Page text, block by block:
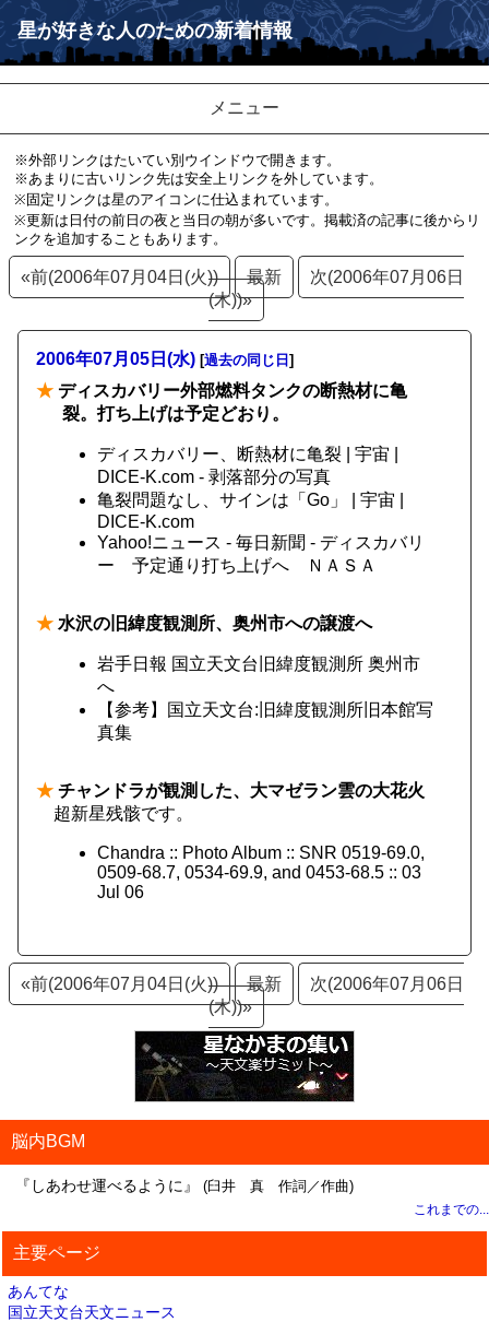
星が好きな人のための新着情報
メニュー
※外部リンクはたいてい別ウインドウで開きます。
※あまりに古いリンク先は安全上リンクを外しています。
※固定リンクは星のアイコンに仕込まれています。
※更新は日付の前日の夜と当日の朝が多いです。掲載済の記事に後からリ
ンクを追加することもあります。
«前(2006年07月04日(火)) 最新
次(2006年07月06日
(木))»
2006年07月05日(水) [過去の同じ日 ]
★ ディスカバリー外部燃料タンクの断熱材に亀
裂。打ち上げは予定どおり。
ディスカバリー、断熱材に亀裂 | 宇宙 |
DICE-K.com - 剥落部分の写真
亀裂問題なし、サインは「Go」 | 宇宙 |
DICE-K.com
Yahoo!ニュース - 毎日新聞 - ディスカバリ
ー 予定通り打ち上げへ ＮＡＳＡ
★ 水沢の旧緯度観測所、奥州市への譲渡へ
岩手日報 国立天文台旧緯度観測所 奥州市
へ
【参考】国立天文台:旧緯度観測所旧本館写
真集
★ チャンドラが観測した、大マゼラン雲の大花火
超新星残骸です。
Chandra :: Photo Album :: SNR 0519-69.0,
0509-68.7, 0534-69.9, and 0453-68.5 :: 03
Jul 06
«前(2006年07月04日(火)) 最新
次(2006年07月06日
(木))»
脳内BGM
『しあわせ運べるように』 (臼井 真 作詞／作曲)
これまでの...
主要ページ
あんてな
国立天文台天文ニュース